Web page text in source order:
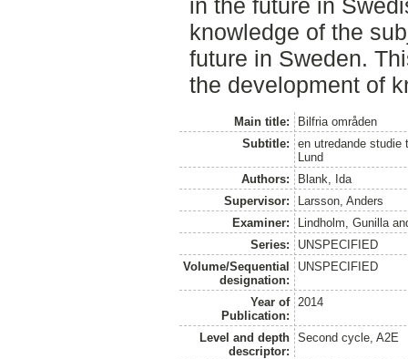
in the future in
knowledge of the
future in Sweden.
the development of
Main title:
Bilfria områden
Subtitle:
en utredande
Lund
Authors:
Blank, Ida
Supervisor:
Larsson, Anders
Examiner:
Lindholm, Gunilla
Series:
UNSPECIFIED
Volume/Sequential
designation:
UNSPECIFIED
Year of
Publication:
2014
Level and depth
descriptor:
Second cycle, A2E